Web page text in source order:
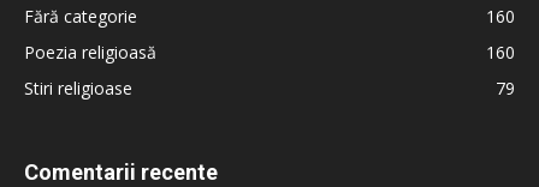
Fără categorie
160
Poezia religioasă
160
Stiri religioase
79
Comentarii recente